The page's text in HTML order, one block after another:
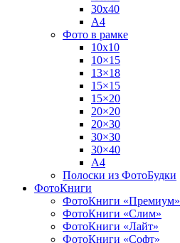
30х40
А4
Фото в рамке
10х10
10×15
13×18
15×15
15×20
20×20
20×30
30×30
30×40
A4
Полоски из ФотоБудки
ФотоКниги
ФотоКниги «Премиум»
ФотоКниги «Слим»
ФотоКниги «Лайт»
ФотоКниги «Софт»